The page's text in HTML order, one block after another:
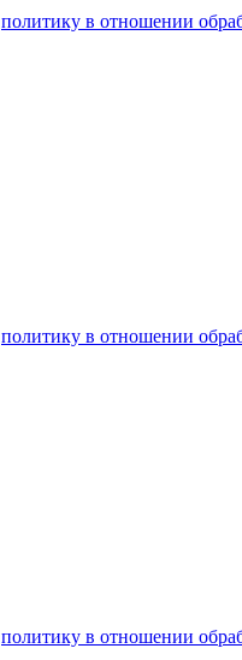
политику в отношении
политику в отношении
политику в отношении